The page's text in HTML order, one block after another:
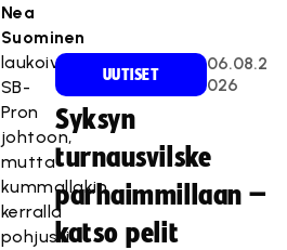
Nea
Suominen
laukoivat
SB-
Pron
johtoon,
mutta
kummallakin
kerralla
pohjusti
UUTISET
06.08.2
026
Syksyn
turnausvilske
parhaimmillaan –
katso pelit